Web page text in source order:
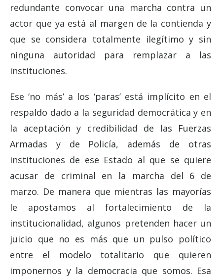
redundante convocar una marcha contra un
actor que ya está al margen de la contienda y
que se considera totalmente ilegítimo y sin
ninguna autoridad para remplazar a las
instituciones.
Ese ‘no más’ a los ‘paras’ está implícito en el
respaldo dado a la seguridad democrática y en
la aceptación y credibilidad de las Fuerzas
Armadas y de Policía, además de otras
instituciones de ese Estado al que se quiere
acusar de criminal en la marcha del 6 de
marzo. De manera que mientras las mayorías
le apostamos al fortalecimiento de la
institucionalidad, algunos pretenden hacer un
juicio que no es más que un pulso político
entre el modelo totalitario que quieren
imponernos y la democracia que somos. Esa